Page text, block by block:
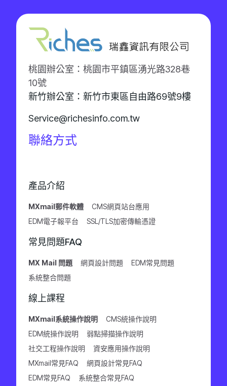
桃園辦公室：桃園市平鎮區湧光路328巷
10號
新竹辦公室：新竹市東區自由路69號9樓
Service@richesinfo.com.tw
聯絡方式
產品介紹
MXmail郵件軟體
CMS網頁站台應用
EDM電子報平台
SSL/TLS加密傳輸憑證
常見問題FAQ
MX Mail 問題 網頁設計問題
EDM常見問題
系統整合問題
線上課程
MXmail系統操作說明
CMS統操作說明
EDM統操作說明
弱點掃描操作說明
社交工程操作說明
資安應用操作說明
MXmail常見FAQ
網頁設計常見FAQ
EDM常見FAQ
系統整合常見FAQ